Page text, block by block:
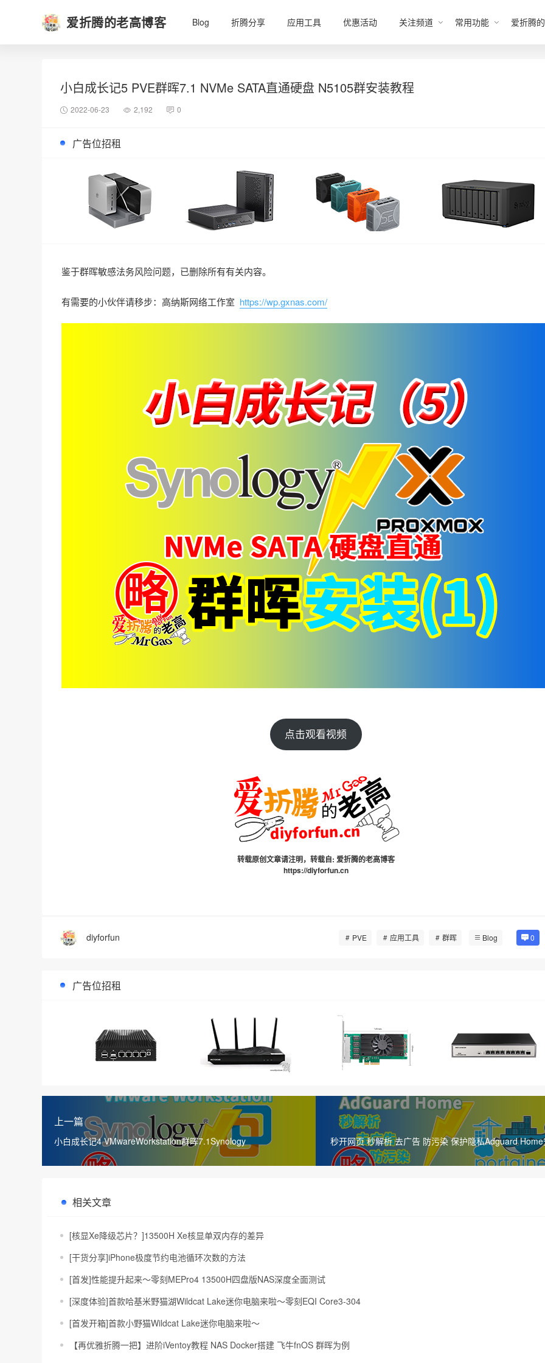
爱折腾的老高博客 Blog 折腾分享 应用工具 优惠活动 关注频道 常用功能 爱折腾
小白成长记5 PVE群晖7.1 NVMe SATA直通硬盘 N5105群安装教程
2022-06-23 2,192 0
广告位招租
鉴于群晖敏感法务风险问题，已删除所有有关内容。
有需要的小伙伴请移步：高纳斯网络工作室 https://wp.gxnas.com/
点击观看视频
转载原创文章请注明，转载自: 爱折腾的老高博客
https://diyforfun.cn
diyforfun PVE 应用工具 群晖 Blog 0
广告位招租
上一篇
小白成长记4 VMwareWorkstation群晖7.1Synology 秒开网页 秒解析 去广告 防污染 保护隐私Adguard
相关文章
[核显Xe降级芯片？]13500H Xe核显单双内存的差异
[干货分享]iPhone极度节约电池循环次数的方法
[首发]性能提升起来～零刻MEPro4 13500H四盘版NAS深度全面测试
[深度体验]首款哈基米野猫湖Wildcat Lake迷你电脑来啦～零刻EQI Core3-304
[首发开箱]首款小野猫Wildcat Lake迷你电脑来啦～
【再优雅折腾一把】进阶iVentoy教程 NAS Docker搭建 飞牛fnOS 群晖为例